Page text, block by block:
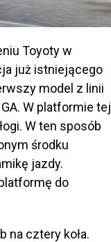
Toyoty w
już istniejącego
model z linii
W platformie tej
W ten sposób
środku
jazdy.
do
na cztery koła.